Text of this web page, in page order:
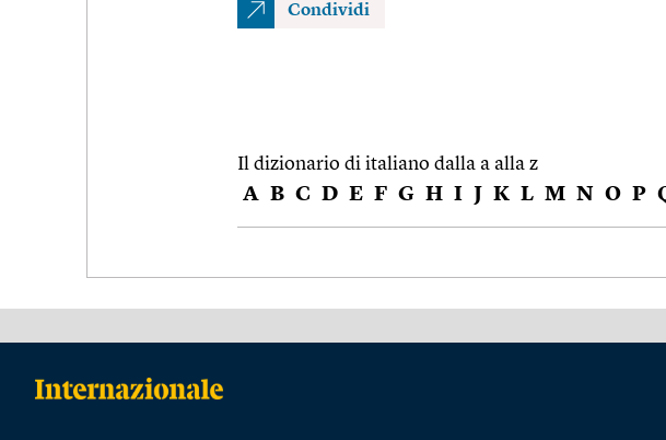
Condividi
Il dizionario di italiano dalla a alla z
A B C D E F G H I J K L M N O P